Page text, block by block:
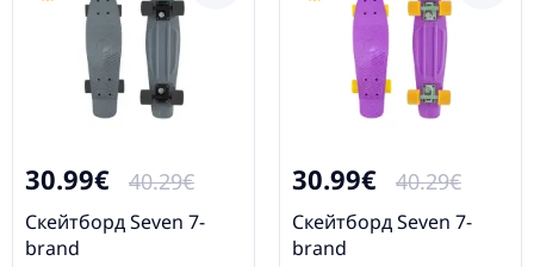
30.99€ 40.29€
Cкейтборд Seven 7-
brand
30.99€ 40.29€
Cкейтборд Seven 7-
brand